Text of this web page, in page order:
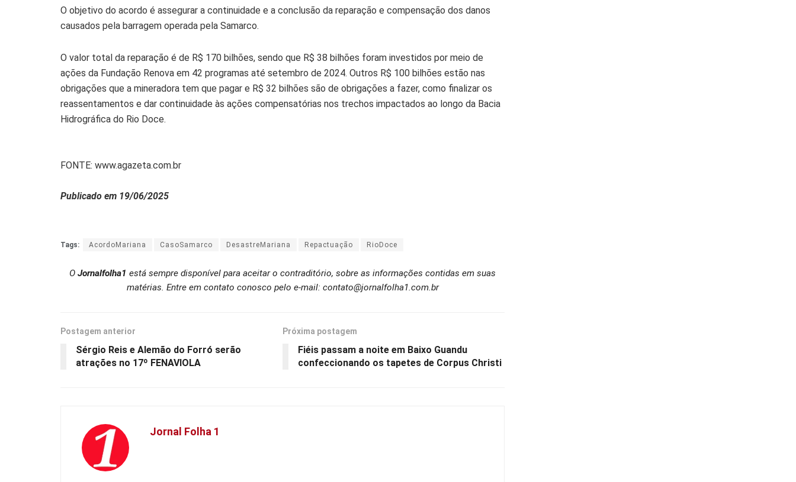
O objetivo do acordo é assegurar a continuidade e a conclusão da reparação e compensação dos danos
causados pela barragem operada pela Samarco.
O valor total da reparação é de R$ 170 bilhões, sendo que R$ 38 bilhões foram investidos por meio de
ações da Fundação Renova em 42 programas até setembro de 2024. Outros R$ 100 bilhões estão nas
obrigações que a mineradora tem que pagar e R$ 32 bilhões são de obrigações a fazer, como finalizar os
reassentamentos e dar continuidade às ações compensatórias nos trechos impactados ao longo da Bacia
Hidrográfica do Rio Doce.
FONTE: www.agazeta.com.br
Publicado em 19/06/2025
Tags: AcordoMariana CasoSamarco DesastreMariana Repactuação RioDoce
O Jornalfolha1 está sempre disponível para aceitar o contraditório, sobre as informações contidas em suas
matérias. Entre em contato conosco pelo e-mail: contato@jornalfolha1.com.br
Postagem anterior
Sérgio Reis e Alemão do Forró serão
atrações no 17º FENAVIOLA
Próxima postagem
Fiéis passam a noite em Baixo Guandu
confeccionando os tapetes de Corpus Christi
Jornal Folha 1